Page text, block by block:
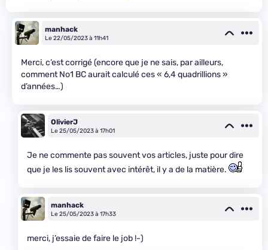
manhack
Le 22/05/2023 à 11h41
Merci, c’est corrigé (encore que je ne sais, par ailleurs,
comment No1 BC aurait calculé ces « 6,4 quadrillions »
d’années…)
OlivierJ
Le 25/05/2023 à 17h01
Je ne commente pas souvent vos articles, juste pour dire
que je les lis souvent avec intérêt, il y a de la matière.
manhack
Le 25/05/2023 à 17h33
merci, j’essaie de faire le job !-)